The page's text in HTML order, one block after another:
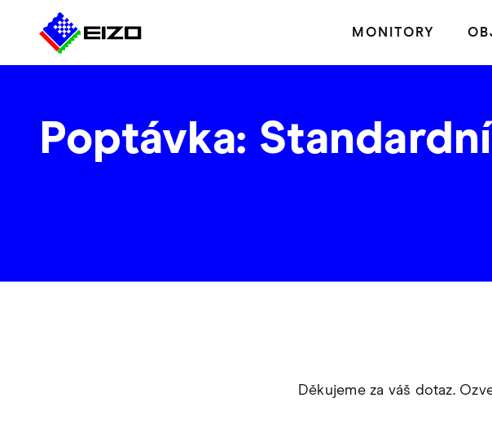
MONITORY
Poptávka:
Děkujeme za váš dotaz.